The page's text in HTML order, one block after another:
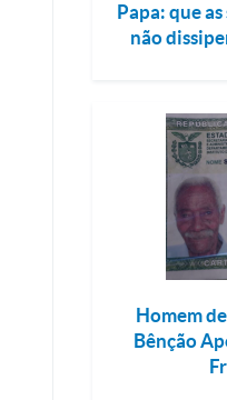
Papa: que
não
Homem
Bênção